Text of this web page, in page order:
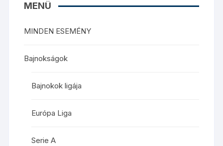
MENÜ
MINDEN ESEMÉNY
Bajnokságok
Bajnokok ligája
Európa Liga
Serie A